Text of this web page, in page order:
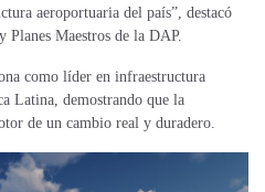
aeroportuaria del país”, destacó
Maestros de la DAP​.
como líder en infraestructura
Latina​, demostrando que la
de un cambio real y duradero.